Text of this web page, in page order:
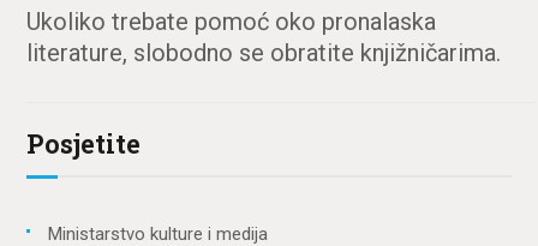
Ukoliko trebate pomoć oko pronalaska
literature, slobodno se obratite knjižničarima.
Posjetite
Ministarstvo kulture i medija